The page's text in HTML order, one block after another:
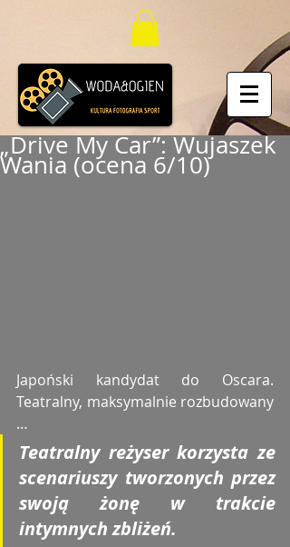
„Drive My Car”: Wujaszek
Wania (ocena 6/10)
Japoński kandydat do Oscara.
Teatralny, maksymalnie rozbudowany
…
Teatralny reżyser korzysta ze
scenariuszy tworzonych przez
swoją żonę w trakcie
intymnych zbliżeń.